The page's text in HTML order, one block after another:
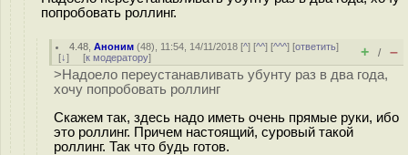
попробовать роллинг.
4.48 ,Аноним (48), 11:54, 14/11/2018 [^] [^^] [^^^] [ответить]
[↓] [к модератору] + / –
>Надоело переустанавливать убунту раз в два года,
хочу попробовать роллинг
Скажем так, здесь надо иметь очень прямые руки, ибо
это роллинг. Причем настоящий, суровый такой
роллинг. Так что будь готов.